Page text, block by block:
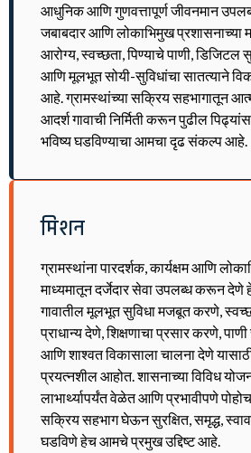
आधुनिक आणि गुणवत्तापूर्ण जीवनमान
जबाबदार आणि लोकाभिमुख प्रशासनाच्या
आरोग्य, स्वच्छता, पिण्याचे पाणी, डिजिटल
आणि मूलभूत सोयी-सुविधांचा सातत्याने
आहे. ग्रामस्थांच्या सक्रिय सहभागातून
आदर्श गावाची निर्मिती करून पुढील
भविष्य घडविण्याचा आमचा दृढ संकल्प आहे.
मिशन
ग्रामस्थांना पारदर्शक, कार्यक्षम आणि
माध्यमातून दर्जेदार सेवा उपलब्ध करून
गावातील मूलभूत सुविधा मजबूत करणे,
प्राधान्य देणे, शिक्षणाचा प्रसार करणे,
आणि शाश्वत विकासाला चालना देणे
प्रयत्नशील आहोत. शासनाच्या विविध
लाभार्थ्यापर्यंत वेळेत आणि प्रभावीपणे
सक्रिय सहभाग घेऊन सुरक्षित, समृद्ध,
घडविणे हेच आमचे प्रमुख उद्दिष्ट आहे.